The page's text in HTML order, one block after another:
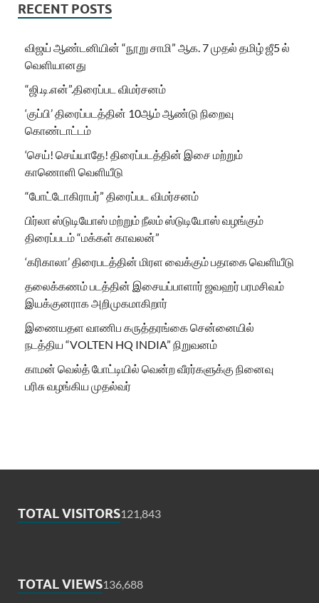
RECENT POSTS
விஜய் ஆண்டனியின் “நூறு சாமி” ஆக. 7 முதல் தமிழ் ஜீ5 ல்
வெளியானது
“ஜி.டி.என்”.திரைப்பட விமர்சனம்
‘குப்பி’ திரைப்படத்தின் 10ஆம் ஆண்டு நிறைவு
கொண்டாட்டம்
‘செய்! செய்யாதே! திரைப்படத்தின் இசை மற்றும்
காணொளி வெளியீடு
“போட்டோகிராபர்” திரைப்பட விமர்சனம்
பிர்லா ஸ்டுடியோஸ் மற்றும் நீலம் ஸ்டுடியோஸ் வழங்கும்
திரைப்படம் “மக்கள் காவலன்”
‘கரிகாலா’ திரைபடத்தின் மிரள வைக்கும் பதாகை வெளியீடு
தலைக்கணம் படத்தின் இசையப்பாளார் ஜவஹர் பரமசிவம்
இயக்குனராக அறிமுகமாகிறார்
இணையதள வாணிப கருத்தரங்கை சென்னையில்
நடத்திய “VOLTEN HQ INDIA” நிறுவனம்
காமன் வெல்த் போட்டியில் வென்ற வீரர்களுக்கு நினைவு
பரிசு வழங்கிய முதல்வர்
TOTAL VISITORS121,843
TOTAL VIEWS136,688